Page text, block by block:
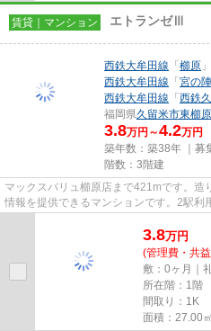
賃貸｜マンション エトランゼⅢ
西鉄大牟田線 「櫛原
西鉄大牟田線 「宮の陣
西鉄大牟田線 「西鉄
福岡県久留米市東櫛
3.8万円～4.2万円
築年数：築38年 ｜募
階数：3階建
マックスバリュ櫛原店まで421mです。造
情報を提供できるマンションです。2駅利
て使い分けができます。多くの方...
3.8万円
(管理費・共
敷：0ヶ月｜
所在階：1階
間取り：1K
面積：27.00㎡